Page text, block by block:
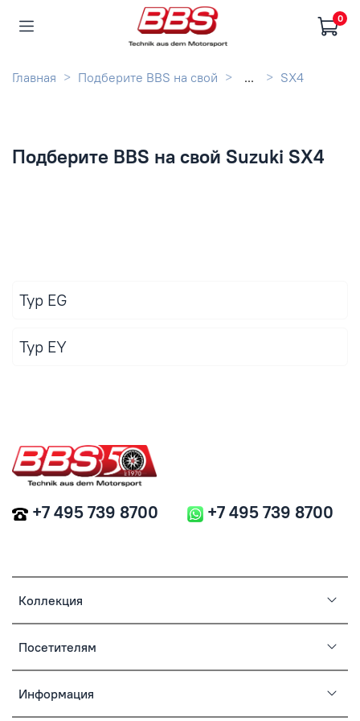
0
Главная Подберите BBS на свой ... SX4
Подберите BBS на свой Suzuki SX4
Typ EG
Typ EY
Коллекция
Посетителям
Информация
+7 495 739 8700 +7 495 739 8700